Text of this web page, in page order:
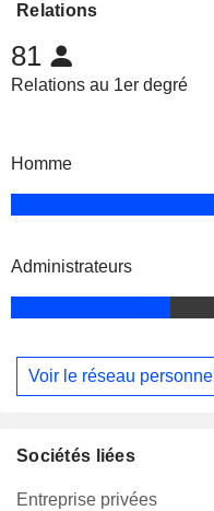
Relations
81
Relations au 1er degré
Homme
Administrateurs
Voir le réseau personnel
Sociétés liées
Entreprise privées